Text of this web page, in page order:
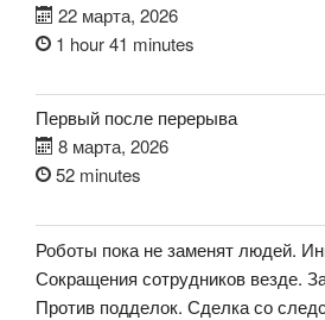
22 марта, 2026
1 hour 41 minutes
Первый после перерыва
8 марта, 2026
52 minutes
Роботы пока не заменят людей.
Сокращения сотрудников везде.
Против подделок. Сделка со